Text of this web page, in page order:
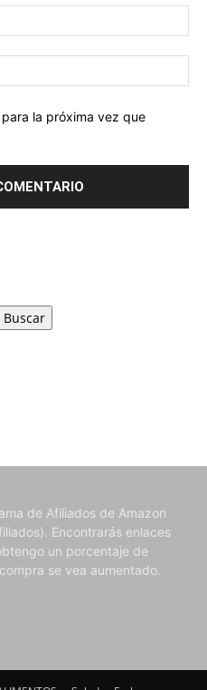
la próxima vez que
Buscar
de Afiliados de Amazon
Encontrarás enlaces
un porcentaje de
se vea aumentado.